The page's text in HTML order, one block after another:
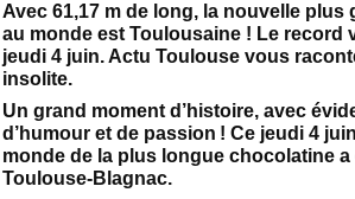
Avec 61,17 m de long, la nouvelle plus
au monde est Toulousaine ! Le record
jeudi 4 juin. Actu Toulouse vous
insolite.
Un grand moment d’histoire, avec
d’humour et de passion ! Ce jeudi 4
monde de la plus longue chocolatine a
Toulouse-Blagnac.